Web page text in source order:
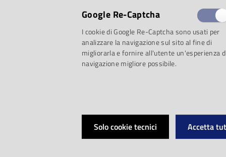
Google Re-Captcha
I cookie di Google Re-Captcha sono usati per
analizzare la navigazione sul sito al fine di
migliorarla e fornire all'utente un'esperienza
navigazione migliore possibile.
Solo cookie tecnici Accetta